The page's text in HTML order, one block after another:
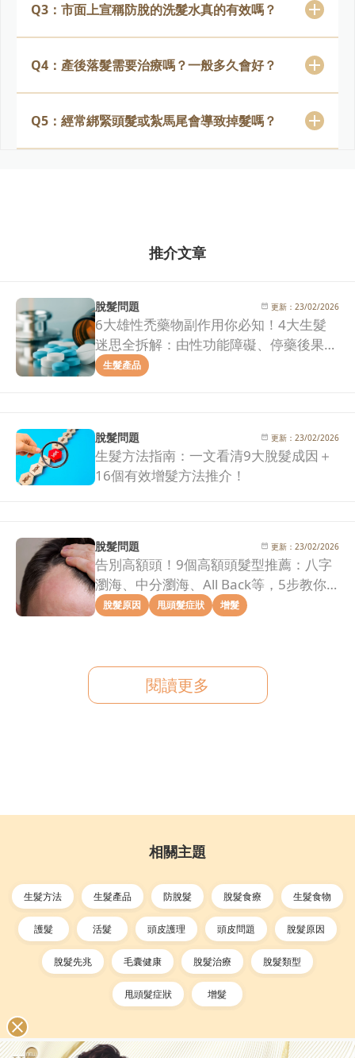
Q3：市面上宣稱防脫的洗髮水真的有效嗎？
Q4：產後落髮需要治療嗎？一般多久會好？
Q5：經常綁緊頭髮或紮馬尾會導致掉髮嗎？
推介文章
脫髮問題 更新： 23/02/2026
6大雄性禿藥物副作用你必知！4大生髮
迷思全拆解：由性功能障礙、停藥後果到
治療效果一次看清！
生髮產品
脫髮問題 更新： 23/02/2026
生髮方法指南：一文看清9大脫髮成因＋
16個有效增髮方法推介！
脫髮問題 更新： 23/02/2026
告別高額頭！9個高額頭髮型推薦：八字
瀏海、中分瀏海、All Back等，5步教你
拯救髮際線危機！
脫髮原因 甩頭髮症狀 增髮
閱讀更多
相關主題
生髮方法 生髮產品 防脫髮 脫髮食療 生髮食物
護髮 活髮 頭皮護理 頭皮問題 脫髮原因
脫髮先兆 毛囊健康 脫髮治療 脫髮類型
甩頭髮症狀 增髮